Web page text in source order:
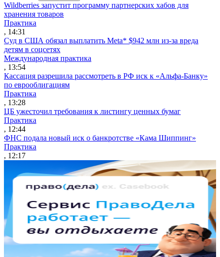
Wildberries запустит программу партнерских хабов для
хранения товаров
Практика
, 14:31
Суд в США обязал выплатить Meta* $942 млн из-за вреда
детям в соцсетях
Международная практика
, 13:54
Кассация разрешила рассмотреть в РФ иск к «Альфа-Банку»
по еврооблигациям
Практика
, 13:28
ЦБ ужесточил требования к листингу ценных бумаг
Практика
, 12:44
ФНС подала новый иск о банкротстве «Кама Шиппинг»
Практика
, 12:17